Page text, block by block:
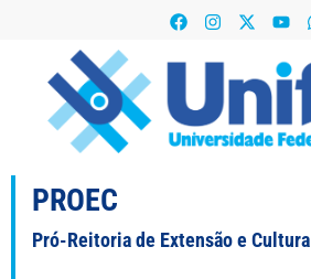
PROEC
Pró-Reitoria de Extensão e Cultura